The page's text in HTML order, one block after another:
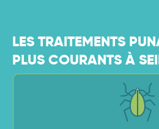
LES TRAITEMENTS
PLUS COURANTS À